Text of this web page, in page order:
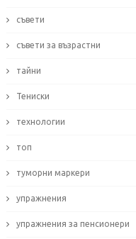
съвети
съвети за възрастни
тайни
Тениски
технологии
топ
туморни маркери
упражнения
упражнения за пенсионери